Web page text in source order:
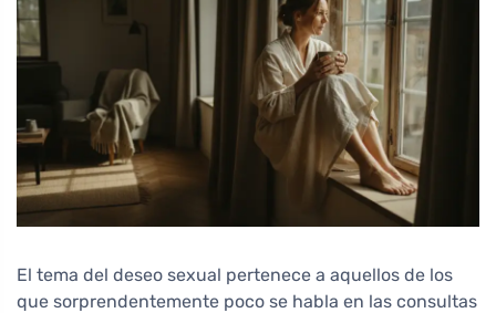
El tema del deseo sexual pertenece a aquellos de los
que sorprendentemente poco se habla en las consultas